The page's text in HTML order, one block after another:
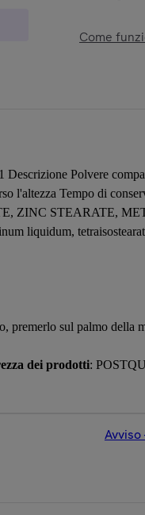
Come
Polvere
l'altezza Tempo di
ZINC STEARATE,
liquidum,
sul palmo della
dei prodotti: